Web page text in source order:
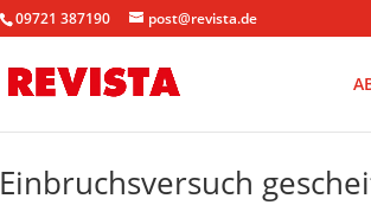
09721 387190 post@revista.de
Einbruchsversuch